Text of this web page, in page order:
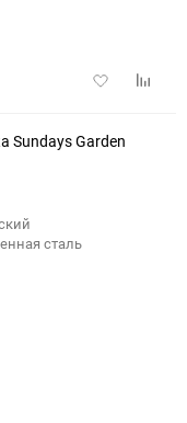
Добавить
Sundays Garden
сталь